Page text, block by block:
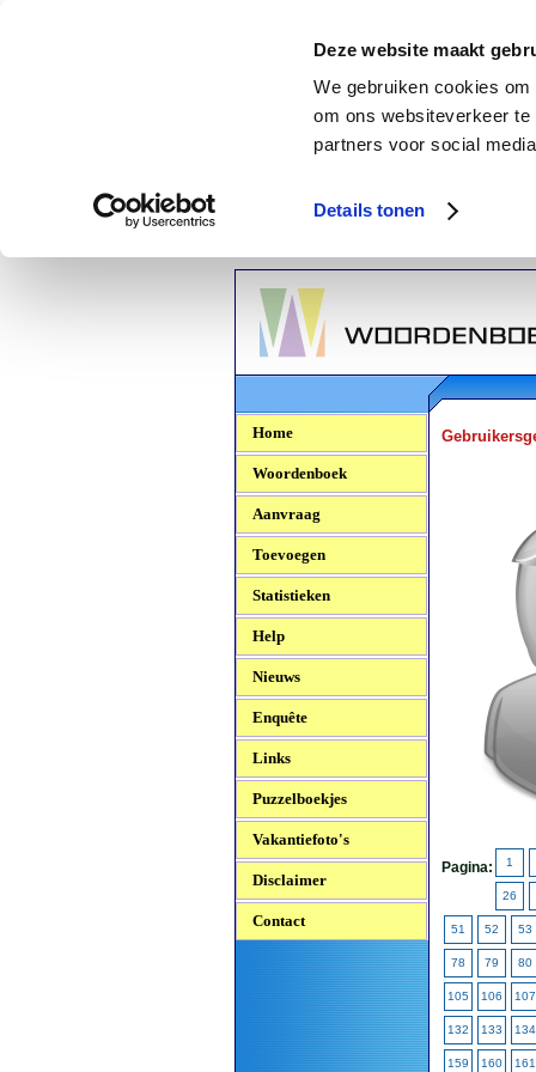
Deze website maakt
We gebruiken cookies
om ons websiteverkeer
partners voor social
Details tonen
Woordenboek.NU
Home
Woordenboek
Aanvraag
Toevoegen
Statistieken
Help
Nieuws
Enquête
Links
Puzzelboekjes
Vakantiefoto's
Disclaimer
Contact
Pagina: 1
26
51 52 53
78 79 80
105 106 107
132 133 134
159 160 161